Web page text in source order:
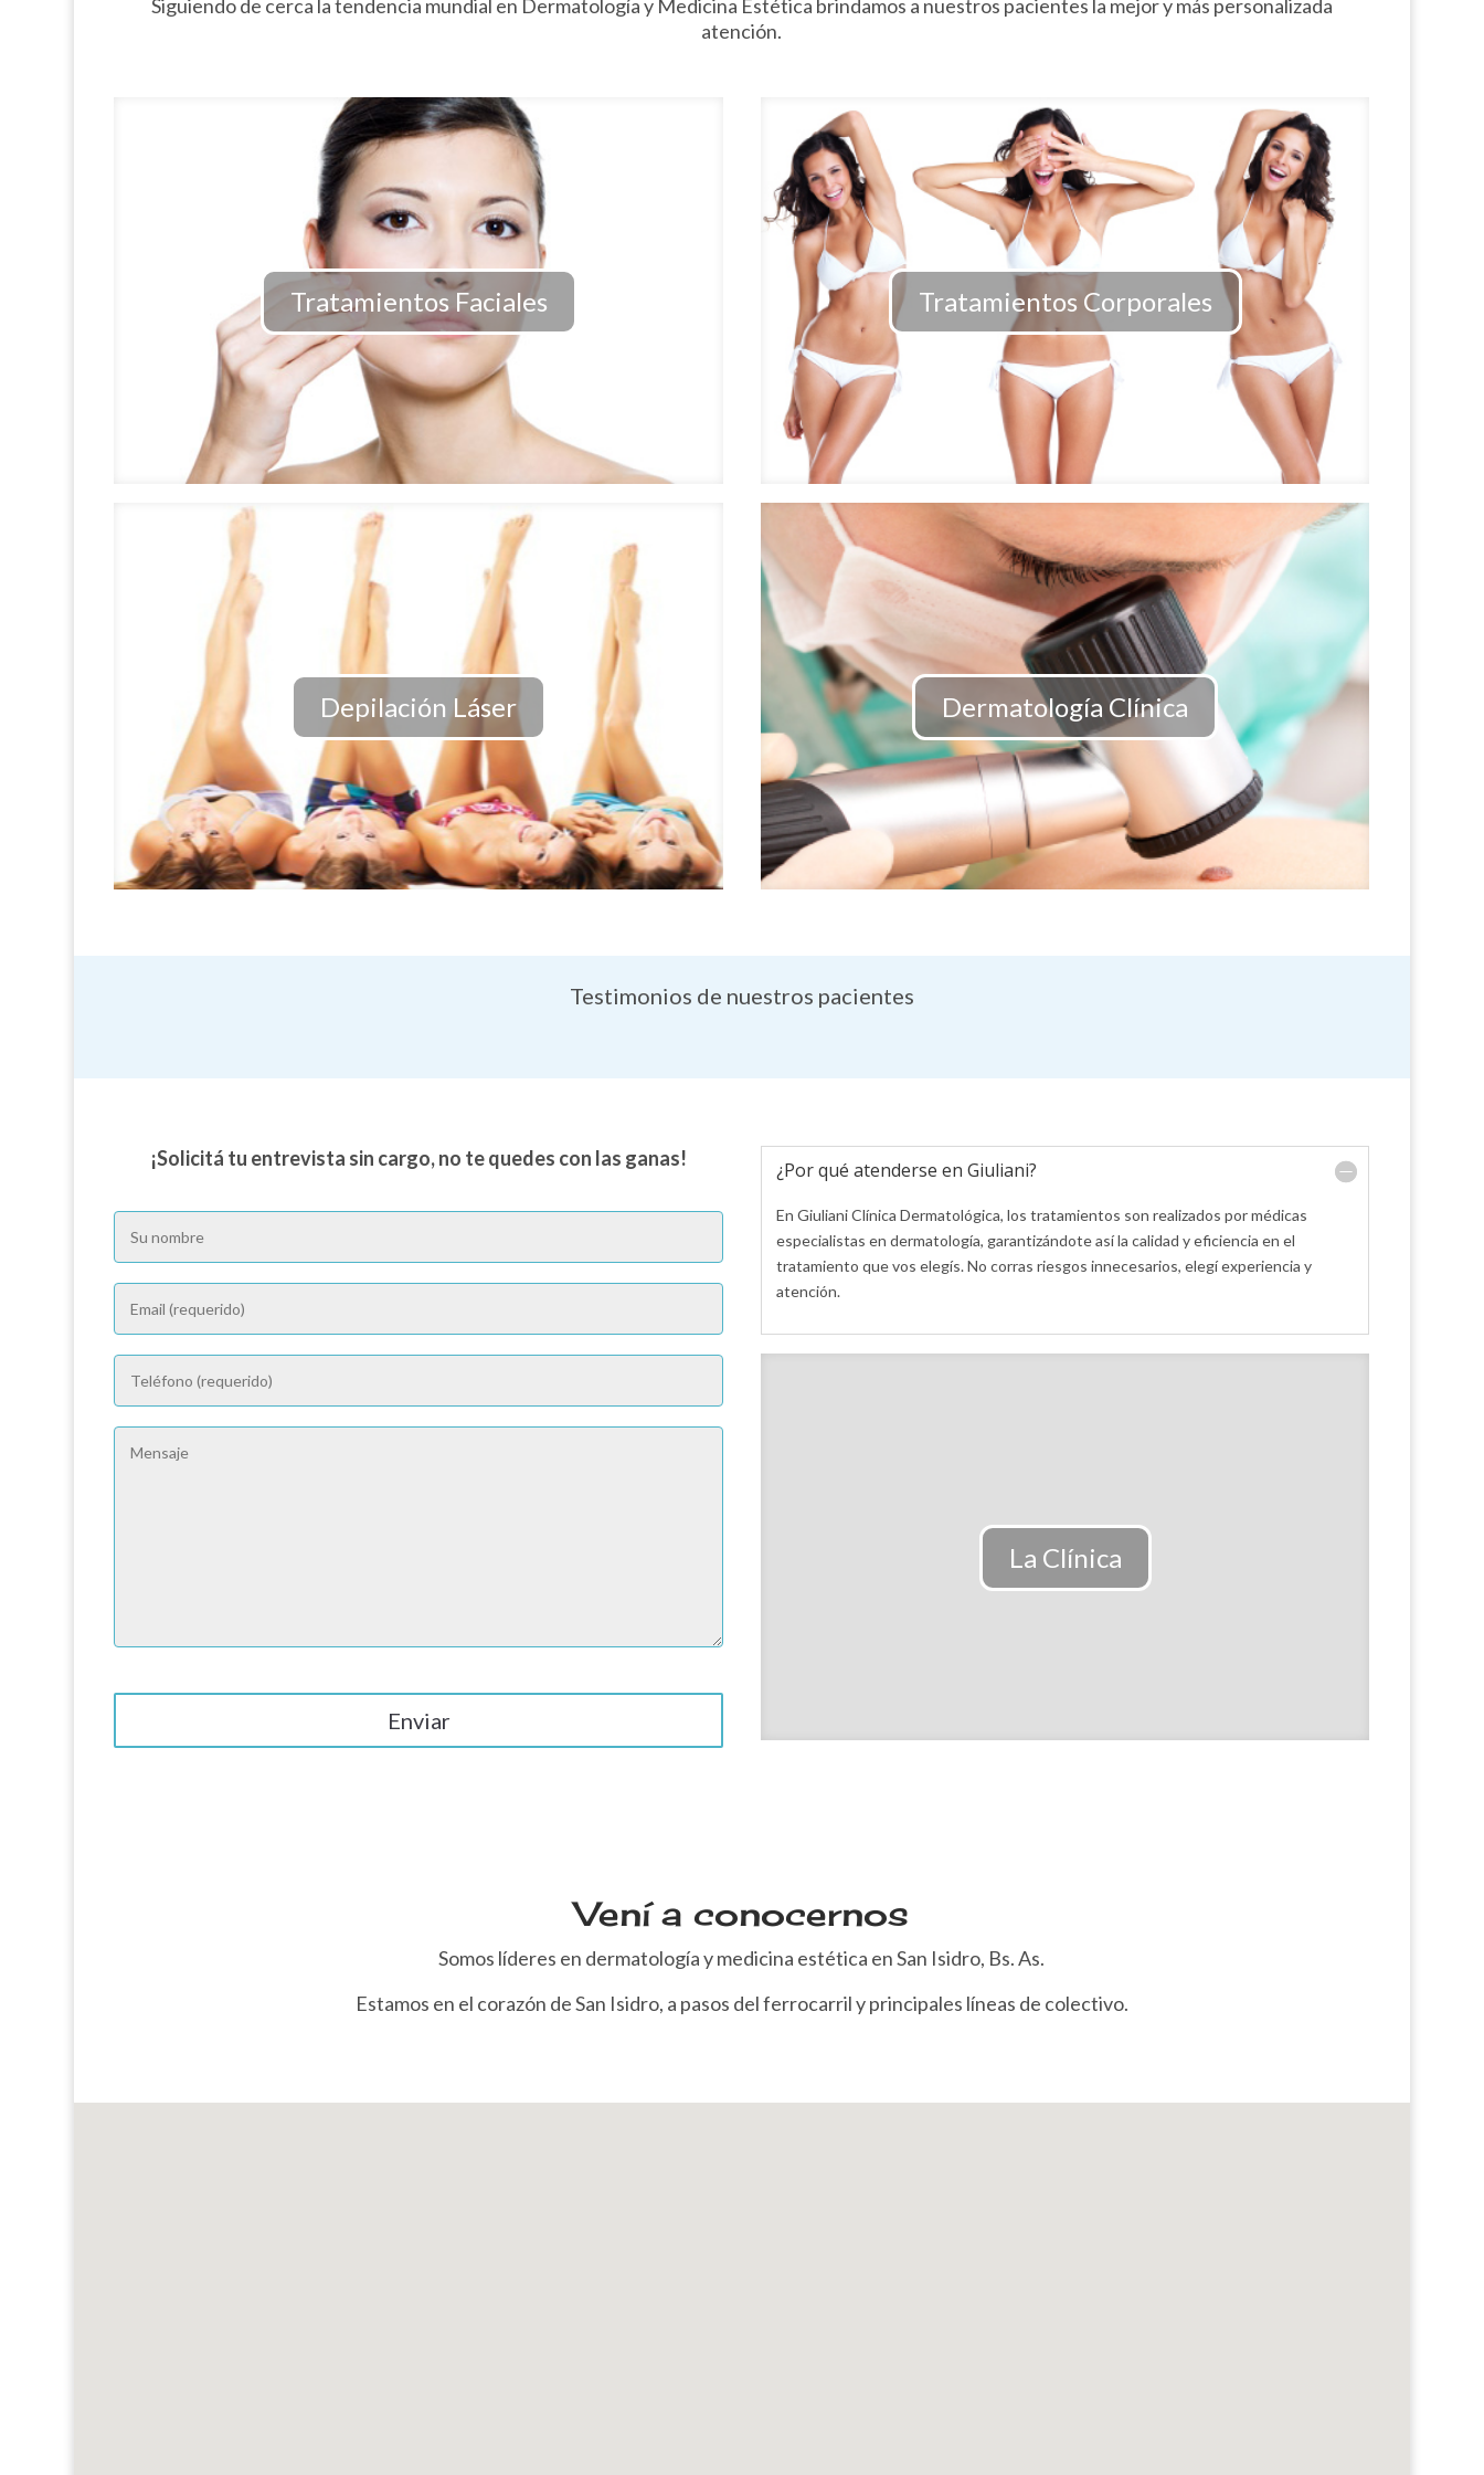
Siguiendo de cerca la tendencia mundial en Dermatología y Medicina Estética brindamos a nuestros pacientes la mejor y más personalizada
atención.
Tratamientos Faciales
Depilación Láser
Tratamientos Corporales
Dermatología Clínica
Testimonios de nuestros pacientes
¡Solicitá tu entrevista sin cargo, no te quedes con las ganas! ¿Por qué atenderse en Giuliani?
En Giuliani Clínica Dermatológica, los tratamientos son realizados por médicas
especialistas en dermatología, garantizándote así la calidad y eficiencia en el
tratamiento que vos elegís. No corras riesgos innecesarios, elegí experiencia y
atención.
La Clínica
Vení a conocernos
Somos líderes en dermatología y medicina estética en San Isidro, Bs. As.
Estamos en el corazón de San Isidro, a pasos del ferrocarril y principales líneas de colectivo.